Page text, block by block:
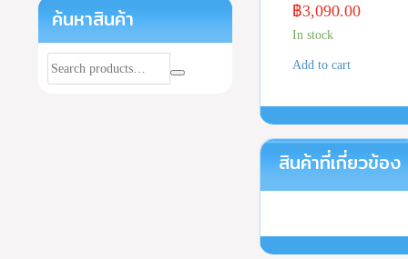
฿3,090.00
In stock
Add to cart
สินค้าที่เกี่ยวข้อง
ค้นหาสินค้า